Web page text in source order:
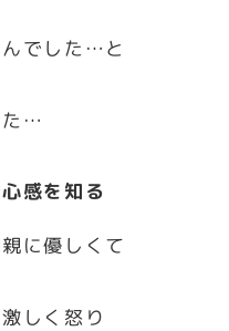
でした…と
た…
感を知る
に優しくて
しく怒り